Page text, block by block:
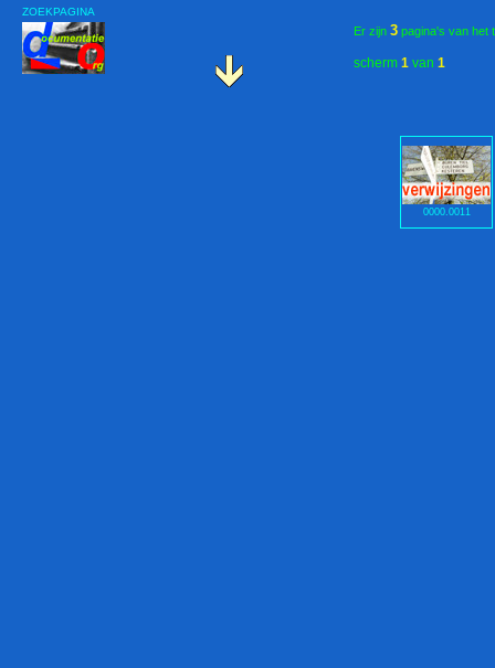
ZOEKPAGINA
Er zijn 3 pagina's van het
0000.0011
scherm 1 van 1